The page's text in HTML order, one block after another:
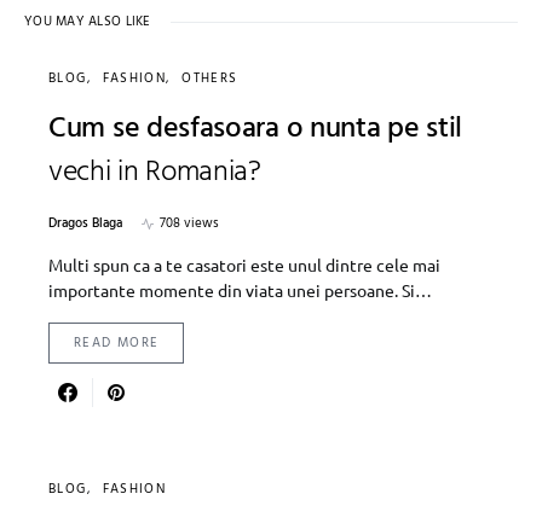
YOU MAY ALSO LIKE
BLOG FASHION OTHERS
Cum se desfasoara o nunta pe stil
vechi in Romania?
Dragos Blaga
708 views
Multi spun ca a te casatori este unul dintre cele mai
importante momente din viata unei persoane. Si…
READ MORE
BLOG FASHION